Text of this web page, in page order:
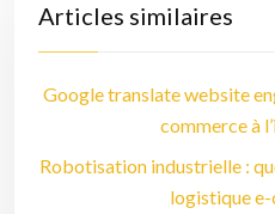
Articles similaires
Google translate website
commerce à
Robotisation industrielle :
logistique